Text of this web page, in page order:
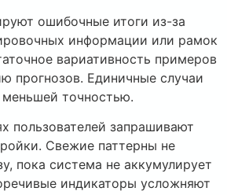
ошибочные итоги из-за
информации или рамок
вариативность примеров
прогнозов. Единичные случаи
точностью.
пользователей запрашивают
Свежие паттерны не
пока система не аккумулирует
индикаторы усложняют